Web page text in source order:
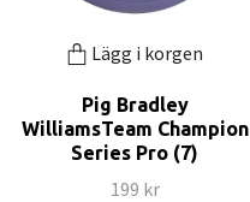
Lägg i korgen
Pig Bradley
WilliamsTeam Champion
Series Pro (7)
199 kr